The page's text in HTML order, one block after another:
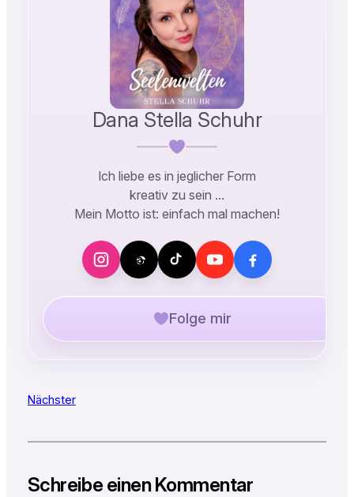
Dana Stella Schuhr
Ich liebe es in jeglicher Form
kreativ zu sein …
Mein Motto ist: einfach mal machen!
Folge mir
Nächster
Schreibe einen Kommentar